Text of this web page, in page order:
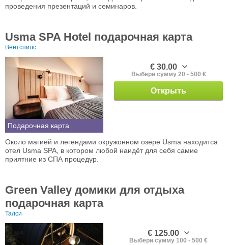
проведения презентаций и семинаров.
Usma SPA Hotel подарочная карта
Вентспилс
Подарочная карта
€ 30.00
Выбери сумму 20 - 500 €
Открыть
Около магией и легендами окружонном озере Usma находитса
отел Usma SPA, в котором любой наидёт для себя самие
приятние из СПА процедур.
Green Valley домики для отдыха
подарочная карта
Талси
€ 125.00
Выбери сумму 100 - 500 €